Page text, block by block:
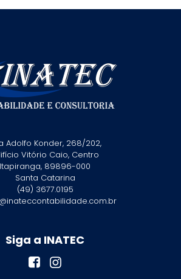
Adolfo Konder, 268/202,
Vitório Caio, Centro
Itapiranga, 89896-000
Santa Catarina
(49) 3677.0195
Siga a INATEC